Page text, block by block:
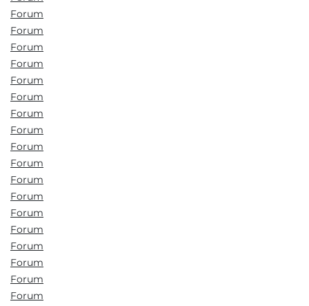
Forum
Forum
Forum
Forum
Forum
Forum
Forum
Forum
Forum
Forum
Forum
Forum
Forum
Forum
Forum
Forum
Forum
Forum